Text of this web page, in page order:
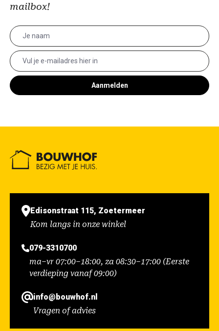
mailbox!
Aanmelden
Edisonstraat 115, Zoetermeer
Kom langs in onze winkel
079-3310700
ma–vr 07:00–18:00, za 08:30–17:00 (Eerste
verdieping vanaf 09:00)
info@bouwhof.nl
Vragen of advies